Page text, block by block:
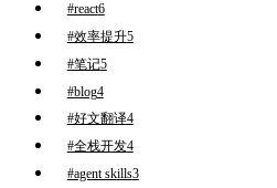
#react6
#效率提升5
#笔记5
#blog4
#好文翻译4
#全栈开发4
#agent skills3